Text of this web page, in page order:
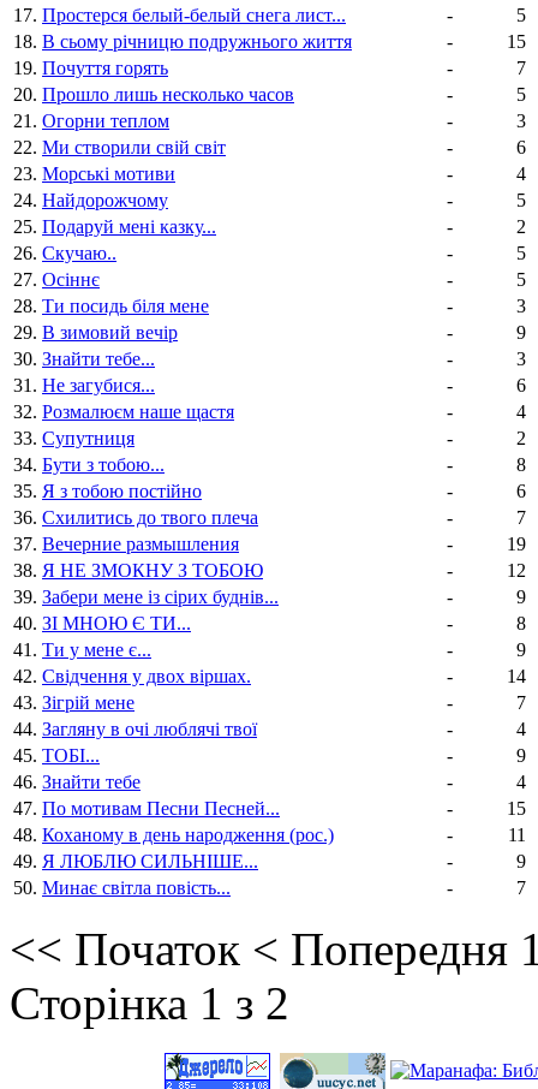
17. Простерся белый-белый снега лист... -
5
18. В сьому річницю подружнього життя -
15
19. Почуття горять -
7
20. Прошло лишь несколько часов -
5
21. Огорни теплом -
3
22. Ми створили свій світ -
6
23. Морські мотиви -
4
24. Найдорожчому -
5
25. Подаруй мені казку... -
2
26. Скучаю.. -
5
27. Осіннє -
5
28. Ти посидь біля мене -
3
29. В зимовий вечір -
9
30. Знайти тебе... -
3
31. Не загубися... -
6
32. Розмалюєм наше щастя -
4
33. Супутниця -
2
34. Бути з тобою... -
8
35. Я з тобою постійно -
6
36. Схилитись до твого плеча -
7
37. Вечерние размышления -
19
38. Я НЕ ЗМОКНУ З ТОБОЮ -
12
39. Забери мене із сірих буднів... -
9
40. ЗІ МНОЮ Є ТИ... -
8
41. Ти у мене є... -
9
42. Свідчення у двох віршах. -
14
43. Зігрій мене -
7
44. Загляну в очі люблячі твої -
4
45. ТОБІ... -
9
46. Знайти тебе -
4
47. По мотивам Песни Песней... -
15
48. Коханому в день народження (рос.) -
11
49. Я ЛЮБЛЮ СИЛЬНІШЕ... -
9
50. Минає світла повість... - 7
<< Початок < Попередня
Сторінка 1 з 2